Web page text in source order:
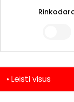
Leisti visus